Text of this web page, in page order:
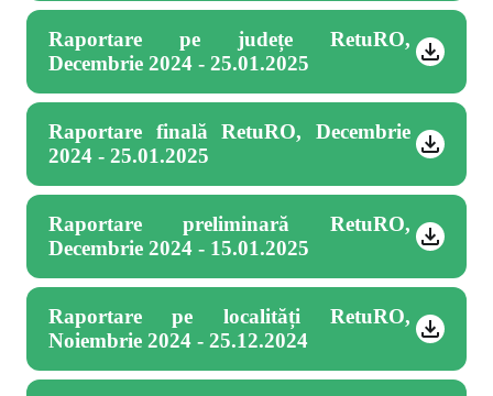
Raportare pe județe RetuRO,
Decembrie 2024 - 25.01.2025
Raportare finală RetuRO, Decembrie
2024 - 25.01.2025
Raportare preliminară RetuRO,
Decembrie 2024 - 15.01.2025
Raportare pe localități RetuRO,
Noiembrie 2024 - 25.12.2024